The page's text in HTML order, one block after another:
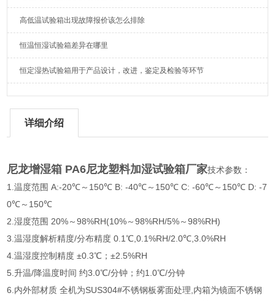
高低温试验箱出现故障报价该怎么排除
恒温恒湿试验箱差异在哪里
恒定湿热试验箱用于产品设计，改进，鉴定及检验等环节
详细介绍
尼龙增湿箱 PA6尼龙塑料加湿试验箱厂家技术参数：
1.温度范围 A:-20℃～150℃ B: -40℃～150℃ C: -60℃～150℃ D: -7
0℃～150℃
2.湿度范围 20%～98%RH(10%～98%RH/5%～98%RH)
3.温湿度解析精度/分布精度 0.1℃,0.1%RH/2.0℃,3.0%RH
4.温湿度控制精度 ±0.3℃；±2.5%RH
5.升温/降温度时间 约3.0℃/分钟；约1.0℃/分钟
6.内外部材质 全机为SUS304#不锈钢板雾面处理,内箱为镜面不锈钢